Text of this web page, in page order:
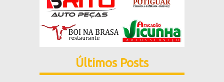
Últimos Posts